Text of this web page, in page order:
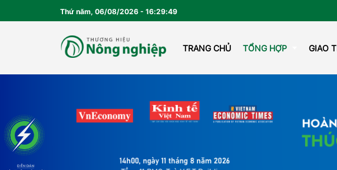
Thứ năm, 06/08/2026 - 16:29:50
TRANG CHỦ TỔNG HỢP GIAO